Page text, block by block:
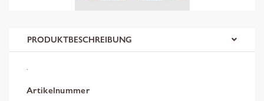
PRODUKTBESCHREIBUNG
Artikelnummer